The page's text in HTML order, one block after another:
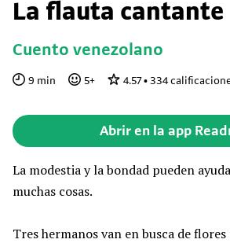
La flauta cantante
Cuento venezolano
9 min 5+ 4.57• 334
Abrir en la app
La modestia y la bondad pueden
muchas cosas.
Tres hermanos van en busca de